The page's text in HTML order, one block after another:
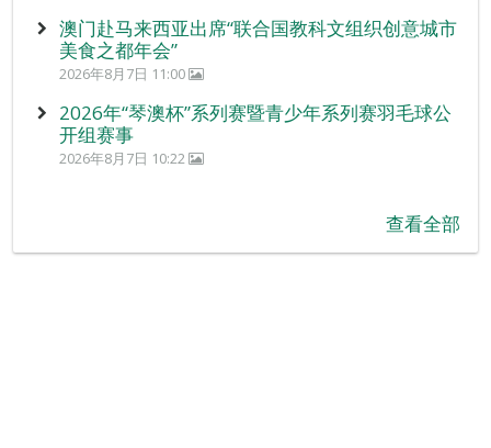
澳门赴马来西亚出席“联合国教科文组织创意城市
美食之都年会”
2026年8月7日 11:00
2026年“琴澳杯”系列赛暨青少年系列赛羽毛球公
开组赛事
2026年8月7日 10:22
查看全部